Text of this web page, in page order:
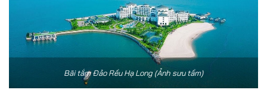
Bãi tắm Đảo Rều Hạ Long (Ảnh sưu tầm)